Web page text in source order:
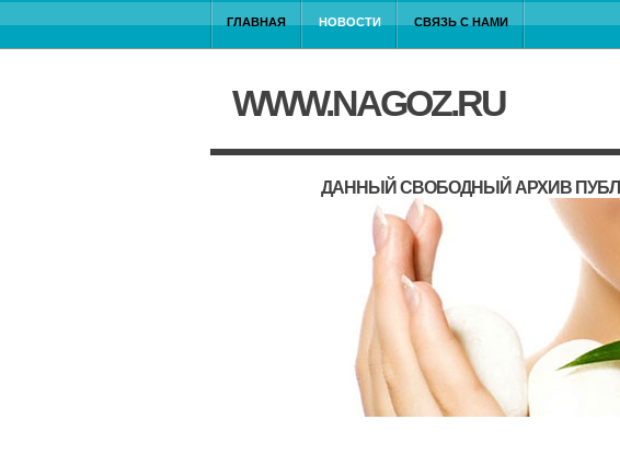
ГЛАВНАЯ НОВОСТИ СВЯЗЬ С НАМИ
WWW.NAGOZ.RU
ДАННЫЙ СВОБОДНЫЙ АРХИВ